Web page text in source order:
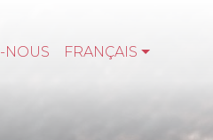
NOUS FRANÇAIS